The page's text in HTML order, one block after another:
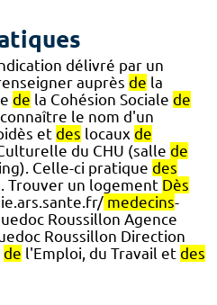
délivré par un
auprès de la
de la Cohésion Sociale de
le nom d'un
et des locaux de
du CHU (salle de
Celle-ci pratique des
Trouver un logement Dès
medecins-
Roussillon Agence
Roussillon Direction
de l'Emploi, du Travail et des